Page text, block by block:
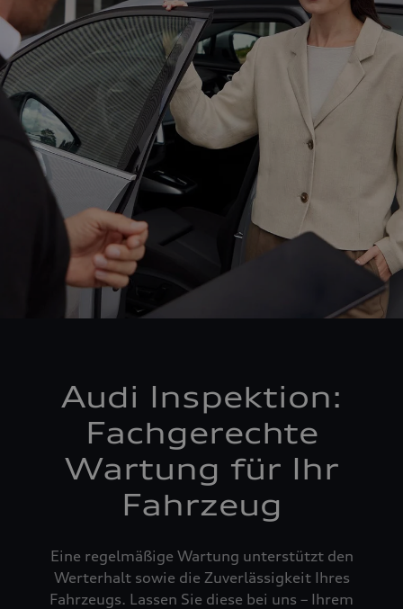
Audi Inspektion:
Fachgerechte
Wartung für Ihr
Fahrzeug
Eine regelmäßige Wartung unterstützt den
Werterhalt sowie die Zuverlässigkeit Ihres
Fahrzeugs. Lassen Sie diese bei uns – Ihrem